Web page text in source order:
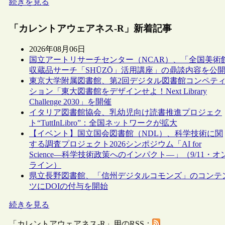
続きを見る
「カレントアウェアネス-R」新着記事
2026年08月06日
国立アートリサーチセンター（NCAR）、「全国美術
収蔵品サーチ「SHŪZŌ」活用講座」の鼎談内容を公開
東京大学附属図書館、第2回デジタル図書館コンペティ
ション「東大図書館をデザインせよ！Next Library
Challenge 2030」を開催
イタリア図書館協会、乳幼児向け読書推進プロジェク
ト“TuttInLibro”：全国ネットワークが拡大
【イベント】国立国会図書館（NDL）、科学技術に関
する調査プロジェクト2026シンポジウム「AI for
Science―科学技術政策へのインパクト―」（9/11・オ
ライン）
県立長野図書館、「信州デジタルコモンズ」のコンテ
ツにDOIの付与を開始
続きを見る